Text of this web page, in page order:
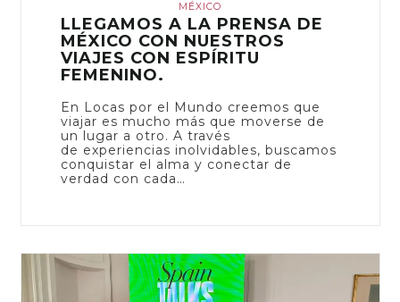
MÉXICO
LLEGAMOS A LA PRENSA DE
MÉXICO CON NUESTROS
VIAJES CON ESPÍRITU
FEMENINO.
En Locas por el Mundo creemos que
viajar es mucho más que moverse de
un lugar a otro. A través
de experiencias inolvidables, buscamos
conquistar el alma y conectar de
verdad con cada…